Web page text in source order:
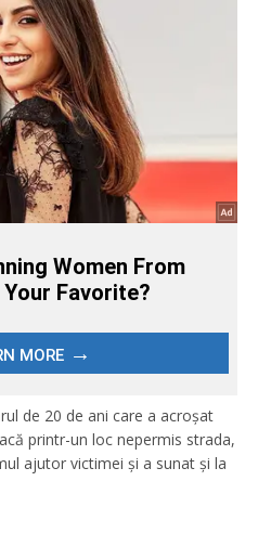
de 20 de ani care a acroșat
printr-un loc nepermis strada,
ajutor victimei și a sunat și la